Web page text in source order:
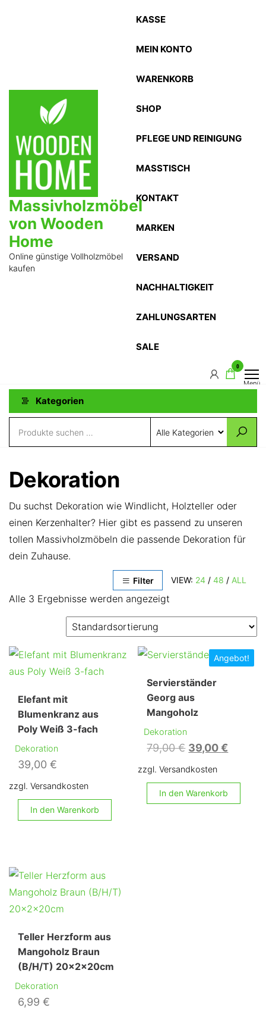
Massivholzmöbel
von Wooden
Home
Online günstige Vollholzmöbel
kaufen
KASSE
MEIN KONTO
WARENKORB
SHOP
PFLEGE UND REINIGUNG
MASSTISCH
KONTAKT
MARKEN
VERSAND
NACHHALTIGKEIT
ZAHLUNGSARTEN
SALE
0
Menü
Kategorien
Dekoration
Du suchst Dekoration wie Windlicht, Holzteller oder
einen Kerzenhalter? Hier gibt es passend zu unseren
tollen Massivholzmöbeln die passende Dekoration für
dein Zuhause.
VIEW: 24 / 48 / ALL
Filter
Alle 3 Ergebnisse werden angezeigt
Elefant mit
Blumenkranz aus
Poly Weiß 3-fach
Dekoration
39,00 €
zzgl. Versandkosten
In den Warenkorb
Angebot!
Servierständer
Georg aus
Mangoholz
Dekoration
79,00€ Ursprünglicher
Preis
war:
79,00 €
39,00€
ist:
zzgl. Versandkosten
In den Warenkorb
Teller Herzform aus
Mangoholz Braun
(B/H/T) 20x2x20cm
Dekoration
6,99 €